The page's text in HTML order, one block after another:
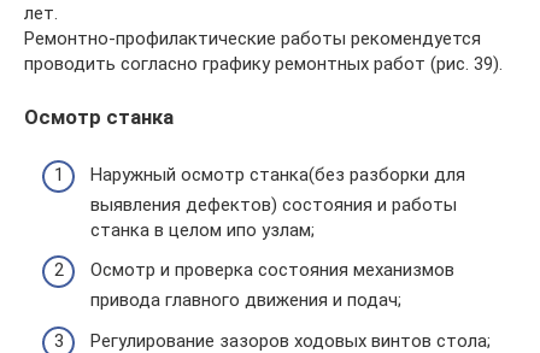
лет.
Ремонтно-профилактические работы рекомендуется
проводить согласно графику ремонтных работ (рис. 39).
Осмотр станка
Наружный осмотр станка(без разборки для
выявления дефектов) состояния и работы
станка в целом ипо узлам;
Осмотр и проверка состояния механизмов
привода главного движения и подач;
Регулирование зазоров ходовых винтов стола;